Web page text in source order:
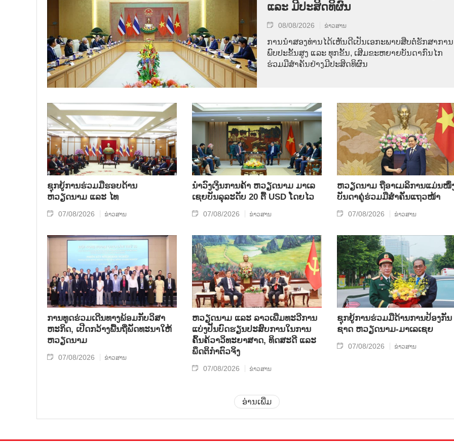
ແລະ ມີ​ປະ​ສິດ​ທິ​ຜົນ
08/08/2026 ຂ່າວສານ
ການ​ນຳ​ສອງ​ທ່ານ​ໄດ້​ເຫັນ​ດີ​ເປັນ​ເອ​ກະ​ພາບ​ສືບ​ຕໍ່​ຮັກ​ສາ​ການ​
ພົບ​ປະ​ຂັ້ນ​ສູງ ແລະ ທຸກ​ຂັ້ນ, ເສີມ​ຂະ​ຫຍາຍ​ບັນ​ດາ​ກົນ​ໄກ​
ຮ່ວມ​ມື​ສຳ​ຄັນ​ຢ່າງ​ມີ​ປະ​ສິດ​ທິ​ຜົນ
ຊຸກຍູ້ການຮ່ວມມືຮອບດ້ານ
ຫວຽດນາມ ແລະ ໄທ
07/08/2026 ຂ່າວສານ
ນຳ​ວົງ​ເງິນ​ການ​ຄ້າ ຫວຽດ​ນາມ ມາ​ເລ​
ເຊຍ​ບັນ​ລຸ​ລະ​ດັບ 20 ຕື້ USD ໂດຍ​ໄວ
07/08/2026 ຂ່າວສານ
ຫ​ວຽດ​ນາມ ຖື​ອາ​ເມ​ລິ​ການ​ແມ່ນ​ໜຶ່
ບັນ​ດາ​ຄູ່​ຮ່ວມ​ມື​ສຳ​ຄັນ​ແຖວ​ໜ້າ
07/08/2026 ຂ່າວສານ
ການ​ທູດ​ຮ່ວມ​ເດີນ​ທາງ​ພ້ອມກັບ​ວິ​ສາ​
ຫະ​ກ​ິດ, ເປີດກວ້າງ​ພື້ນ​ຖີ່​ພັດ​ທະ​ນາ​ໃຫ້​
ຫວຽດ​ນາມ
07/08/2026 ຂ່າວສານ
ຫວຽດ​ນາມ ແລະ ລາວ​ເພີ່ມ​ທະ​ວີ​ການ​
ແບ່​ງ​ປັນ​ບົດ​ຮຽນ​ປະ​ສົບ​ການ​ໃນ​ການ​
ຄົ້ນ​ຄ້​ວາ​ວິ​ທະ​ຍາ​ສາດ, ທິດ​ສະ​ດີ ແລະ
ພຶດ​ຕິ​ກຳຕົວ​ຈິງ
07/08/2026 ຂ່າວສານ
ຊຸກ​ຍູ້​ການ​ຮ່ວມ​ມື​ດ້ານ​ການ​ປ້ອງ​ກັນ​
ຊາດ ຫວຽດ​ນາມ-ມາ​ເລ​ເຊຍ
07/08/2026 ຂ່າວສານ
ອ່ານເພີ່ມ